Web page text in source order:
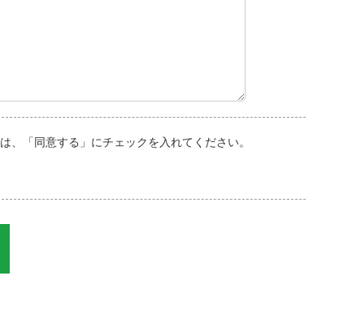
、「同意する」にチェックを入れてください。